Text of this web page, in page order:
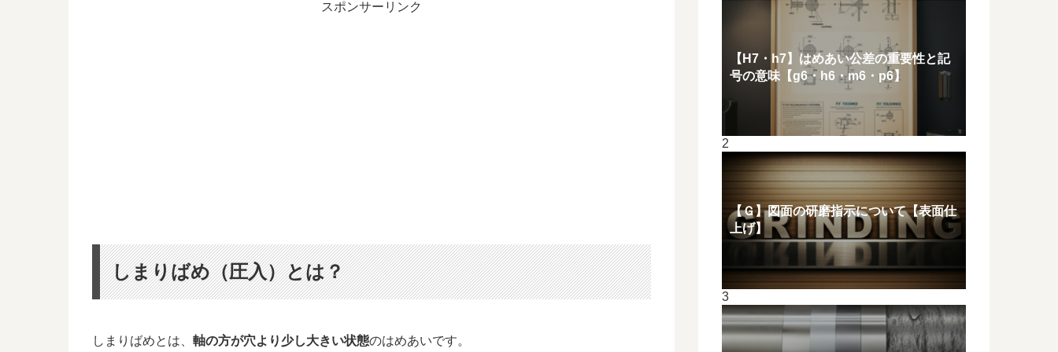
スポンサーリンク
しまりばめ（圧入）とは？
しまりばめとは、 軸の方が穴より少し大きい状態のはめあいです。
【H7・h7】はめあい公差の重要性と記
号の意味【g6・h6・m6・p6】
【Ｇ】図面の研磨指示について【表面仕
上げ】